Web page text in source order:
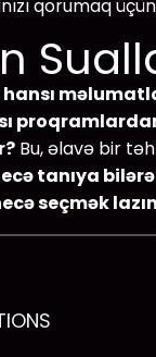
qorumaq
Bu, əlavə bir
tanıya
seçmək